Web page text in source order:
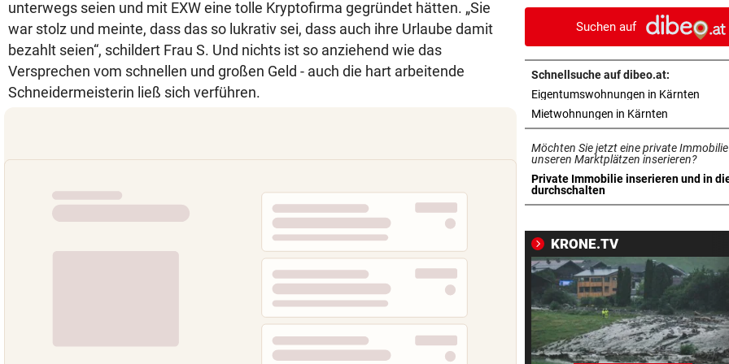
unterwegs seien und mit EXW eine tolle Kryptofirma gegründet hätten. „Sie
war stolz und meinte, dass das so lukrativ sei, dass auch ihre Urlaube damit
bezahlt seien“, schildert Frau S. Und nichts ist so anziehend wie das
Versprechen vom schnellen und großen Geld - auch die hart arbeitende
Schneidermeisterin ließ sich verführen.
eines Kult-Sponsors
LIEFERING VERLIERT vor
Enttäuschende Zweitliga-
Rückkehr nach Grödig
2. LIGA – 2. RUNDE
Fehlstart komplett! Nächste
für St. Pölten
WANDERER AUSGEFLOGEN
Dramatik im Valser Tal
IN GREENSBORO vor 2
Straka verpasst bei PGA-
den Cut vorzeitig
SCHRIEB WM-GESCHICHTE vor
Suchen auf
Schnellsuche auf dibeo.at:
Eigentumswohnungen in Kärnten
Mietwohnungen in Kärnten
Möchten Sie jetzt eine private
unseren Marktplätzen inserieren?
Private Immobilie inserieren und in
durchschalten
in neuem Tab öffnen
KRONE.TV